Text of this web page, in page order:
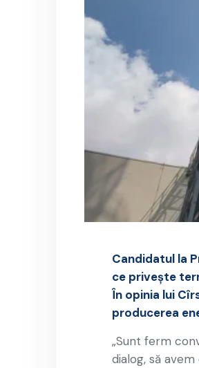
Candidatul la
ce priveşte
În opinia lui
producerea
„Sunt ferm
dialog, să